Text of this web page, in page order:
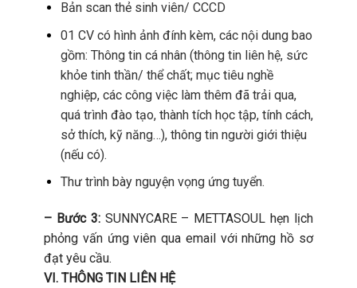
Bản scan thẻ sinh viên/ CCCD
01 CV có hình ảnh đính kèm, các nội dung bao
gồm: Thông tin cá nhân (thông tin liên hệ, sức
khỏe tinh thần/ thể chất; mục tiêu nghề
nghiệp, các công việc làm thêm đã trải qua,
quá trình đào tạo, thành tích học tập, tính cách,
sở thích, kỹ năng…), thông tin người giới thiệu
(nếu có).
Thư trình bày nguyện vọng ứng tuyển.
– Bước 3:SUNNYCARE – METTASOUL hẹn lịch
phỏng vấn ứng viên qua email với những hồ sơ
đạt yêu cầu.
VI. THÔNG TIN LIÊN HỆ